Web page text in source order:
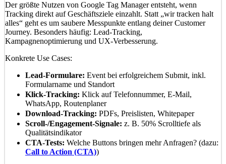
Der größte Nutzen von Google Tag Manager entsteht, wenn
Tracking direkt auf Geschäftsziele einzahlt. Statt „wir tracken halt
alles“ geht es um saubere Messpunkte entlang deiner Customer
Journey. Besonders häufig: Lead-Tracking,
Kampagnenoptimierung und UX-Verbesserung.
Konkrete Use Cases:
Lead-Formulare: Event bei erfolgreichem Submit, inkl.
Formularname und Standort
Klick-Tracking: Klick auf Telefonnummer, E-Mail,
WhatsApp, Routenplaner
Download-Tracking: PDFs, Preislisten, Whitepaper
Scroll-/Engagement-Signale: z. B. 50% Scrolltiefe als
Qualitätsindikator
CTA-Tests: Welche Buttons bringen mehr Anfragen? (dazu:
Call to Action (CTA))